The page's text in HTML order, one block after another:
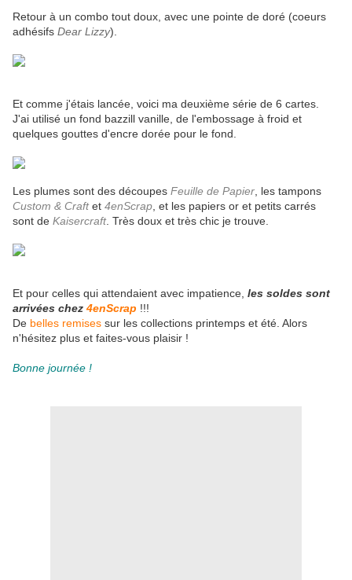
Retour à un combo tout doux, avec une pointe de doré (coeurs
adhésifs Dear Lizzy).
Et comme j'étais lancée, voici ma deuxième série de 6 cartes.
J'ai utilisé un fond bazzill vanille, de l'embossage à froid et
quelques gouttes d'encre dorée pour le fond.
Les plumes sont des découpes Feuille de Papier , les tampons
Custom & Craftet 4enScrap , et les papiers or et petits carrés
sont de Kaisercraft. Très doux et très chic je trouve.
Et pour celles qui attendaient avec impatience, les soldes sont
arrivées chez 4enScrap !!!
De belles remises sur les collections printemps et été. Alors
n'hésitez plus et faites-vous plaisir !
Bonne journée !